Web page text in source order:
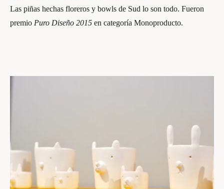
Las piñas hechas floreros y bowls de Sud lo son todo. Fueron
premio Puro Diseño 2015 en categoría Monoproducto.